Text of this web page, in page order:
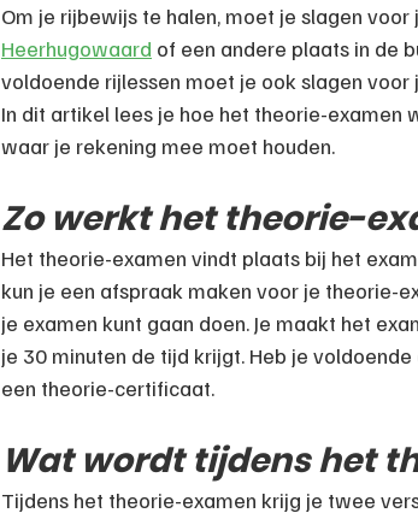
Om je rijbewijs te halen, moet je slagen
Heerhugowaard of een andere plaats in de
voldoende rijlessen moet je ook slagen
In dit artikel lees je hoe het theorie-
waar je rekening mee moet houden.
Zo werkt het theorie-
Het theorie-examen vindt plaats bij het
kun je een afspraak maken voor je theorie-
je examen kunt gaan doen. Je maakt het
je 30 minuten de tijd krijgt. Heb je
een theorie-certificaat.
Wat wordt tijdens het
Tijdens het theorie-examen krijg je twee